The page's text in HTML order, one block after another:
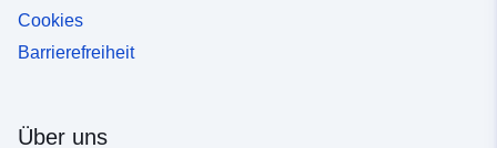
Cookies
Barrierefreiheit
Über uns